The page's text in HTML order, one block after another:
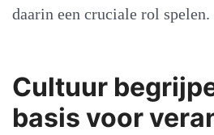
daarin een cruciale rol spelen.
Cultuur
basis voor